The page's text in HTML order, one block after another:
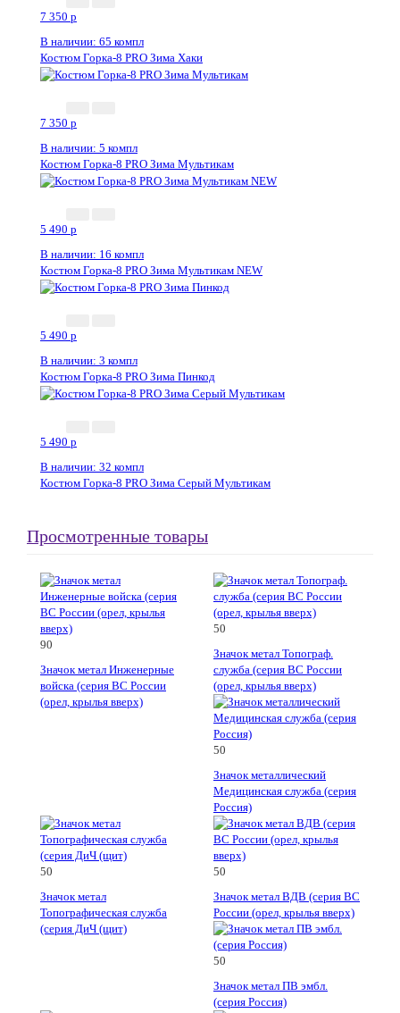
7 350 p
В наличии: 65 компл
Костюм Горка-8 PRO Зима Хаки
7 350 p
В наличии: 5 компл
Костюм Горка-8 PRO Зима Мультикам
5 490 p
В наличии: 16 компл
Костюм Горка-8 PRO Зима Мультикам NEW
5 490 p
В наличии: 3 компл
Костюм Горка-8 PRO Зима Пинкод
5 490 p
В наличии: 32 компл
Костюм Горка-8 PRO Зима Серый Мультикам
Просмотренные товары
90
Значок метал Инженерные
войска (серия ВС России
(орел, крылья вверх)
50
Значок метал Топограф.
служба (серия ВС России
(орел, крылья вверх)
50
Значок металлический
Медицинская служба (серия
Россия)
50
Значок метал
Топографическая служба
(серия ДиЧ (щит)
50
Значок метал ВДВ (серия ВС
России (орел, крылья вверх)
50
Значок метал ПВ эмбл.
(серия Россия)